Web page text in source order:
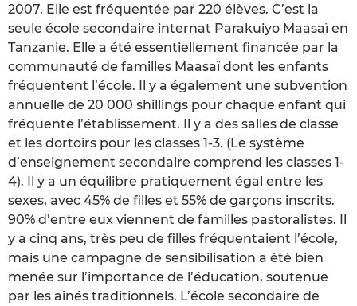
2007. Elle est fréquentée par 220 élèves. C’est la
seule école secondaire internat Parakuiyo Maasaï en
Tanzanie. Elle a été essentiellement financée par la
communauté de familles Maasaï dont les enfants
fréquentent l’école. Il y a également une subvention
annuelle de 20 000 shillings pour chaque enfant qui
fréquente l’établissement. Il y a des salles de classe
et les dortoirs pour les classes 1-3. (Le système
d’enseignement secondaire comprend les classes 1-
4). Il y a un équilibre pratiquement égal entre les
sexes, avec 45% de filles et 55% de garçons inscrits.
90% d’entre eux viennent de familles pastoralistes. Il
y a cinq ans, très peu de filles fréquentaient l’école,
mais une campagne de sensibilisation a été bien
menée sur l’importance de l’éducation, soutenue
par les aînés traditionnels. L’école secondaire de